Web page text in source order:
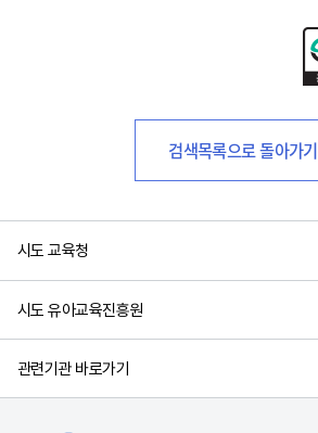
검색목록으로 돌아가기
시도 교육청
시도 유아교육진흥원
관련기관 바로가기